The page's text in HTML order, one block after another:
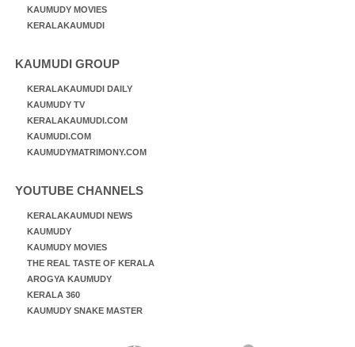
KAUMUDY MOVIES
KERALAKAUMUDI
KAUMUDI GROUP
KERALAKAUMUDI DAILY
KAUMUDY TV
KERALAKAUMUDI.COM
KAUMUDI.COM
KAUMUDYMATRIMONY.COM
YOUTUBE CHANNELS
KERALAKAUMUDI NEWS
KAUMUDY
KAUMUDY MOVIES
THE REAL TASTE OF KERALA
AROGYA KAUMUDY
KERALA 360
KAUMUDY SNAKE MASTER